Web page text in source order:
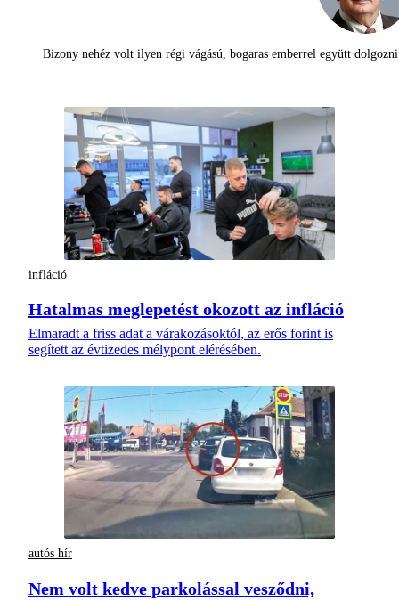
Bizony nehéz volt ilyen régi vágású, bogaras emberrel együtt
infláció
Hatalmas meglepetést okozott az infláció
Elmaradt a friss adat a várakozásoktól, az erős forint is
segített az évtizedes mélypont elérésében.
autós hír
Nem volt kedve parkolással vesződni,